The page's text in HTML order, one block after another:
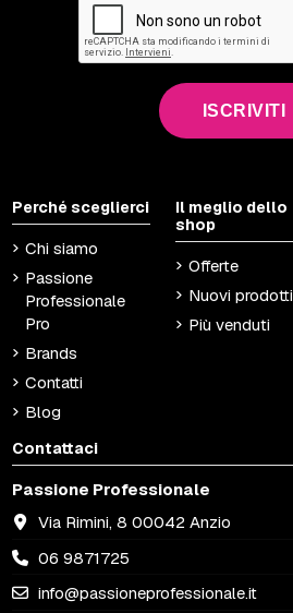
ISCRIVITI
Perché sceglierci
Chi siamo
Passione
Professionale
Pro
Brands
Contatti
Blog
Il meglio dello
shop
Offerte
Nuovi prodotti
Più venduti
Contattaci
Passione Professionale
Via Rimini, 8 00042 Anzio
06 9871725
info@passioneprofessionale.it